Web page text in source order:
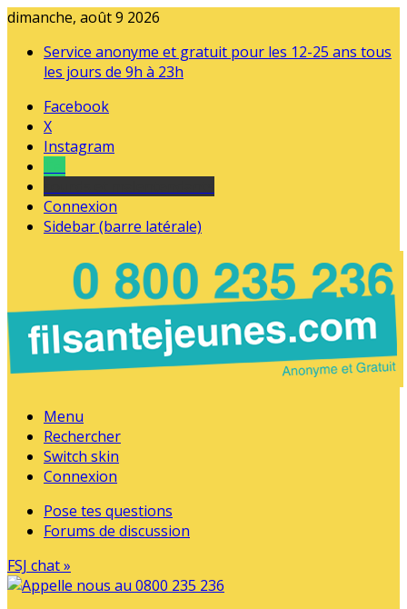
dimanche, août 9 2026
Service anonyme et gratuit pour les 12-25 ans tous
les jours de 9h à 23h
Facebook
X
Instagram
Connexion
Sidebar (barre latérale)
Menu
Rechercher
Switch skin
Connexion
Pose tes questions
Forums de discussion
FSJ chat »